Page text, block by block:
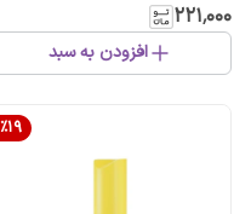
۲۲۱٬۰۰۰
افزودن به سبد
%19